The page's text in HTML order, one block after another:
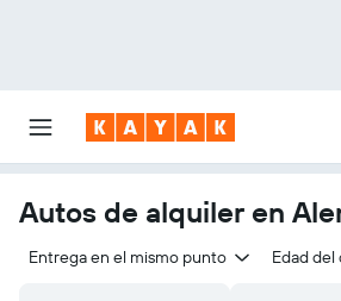
Autos de alquiler en
Entrega en el mismo punto Edad